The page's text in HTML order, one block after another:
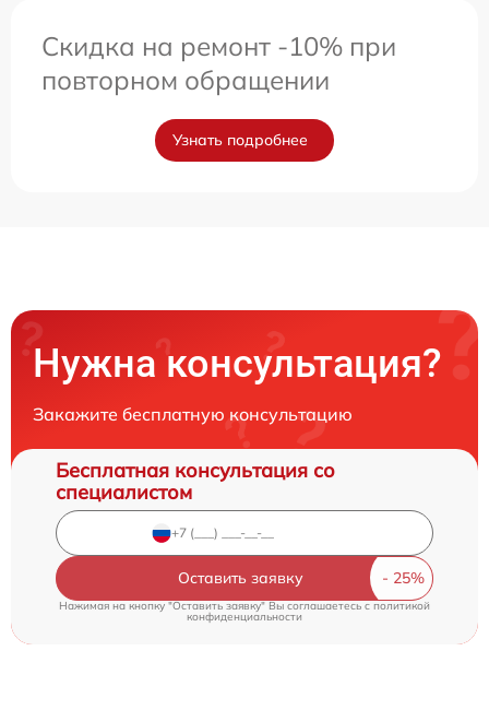
Скидка на ремонт -10% при
повторном обращении
Узнать подробнее
Нужна консультация?
Закажите бесплатную консультацию
Бесплатная консультация со
специалистом
Оставить заявку
Нажимая на кнопку "Оставить заявку" Вы соглашаетесь cполитикой
конфиденциальности